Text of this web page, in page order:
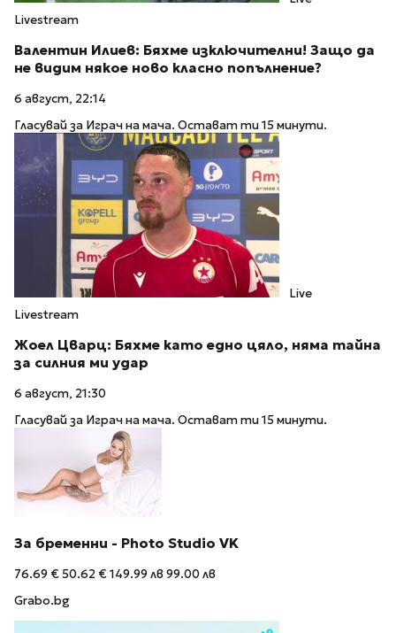
Livestream
Валентин Илиев: Бяхме изключителни! Защо да
не видим някое ново класно попълнение?
6 август, 22:14
Гласувай за Играч на мача. Остават ти 15 минути.
Live
Livestream
Жоел Цварц: Бяхме като едно цяло, няма тайна
за силния ми удар
6 август, 21:30
Гласувай за Играч на мача. Остават ти 15 минути.
За бременни - Photo Studio VK
76.69 €50.62 €149.99 лв 99.00 лв
Grabo.bg